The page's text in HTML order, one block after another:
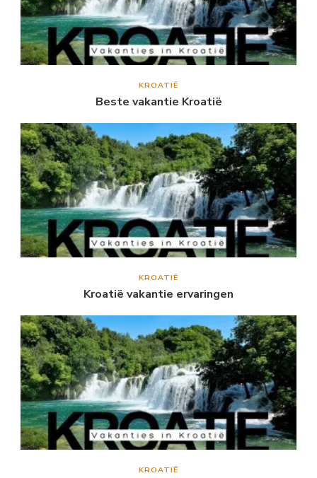
KROATIË
Beste vakantie Kroatië
KROATIË
Kroatië vakantie ervaringen
KROATIË